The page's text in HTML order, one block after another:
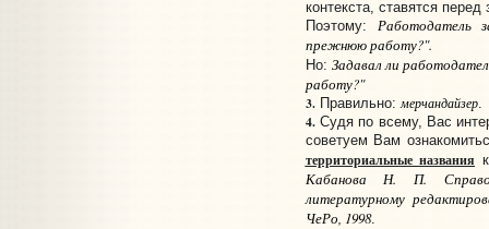
контекста, ставятся
Поэтому: Работодатель
прежнюю работу?".
Но: Задавал ли
работу?"
3.Правильно:мерчандайзер.
4.Судя по всему, Вас
советуем Вам
территориальные названия
Кабанова Н. П.
литературному
ЧеРо, 1998.